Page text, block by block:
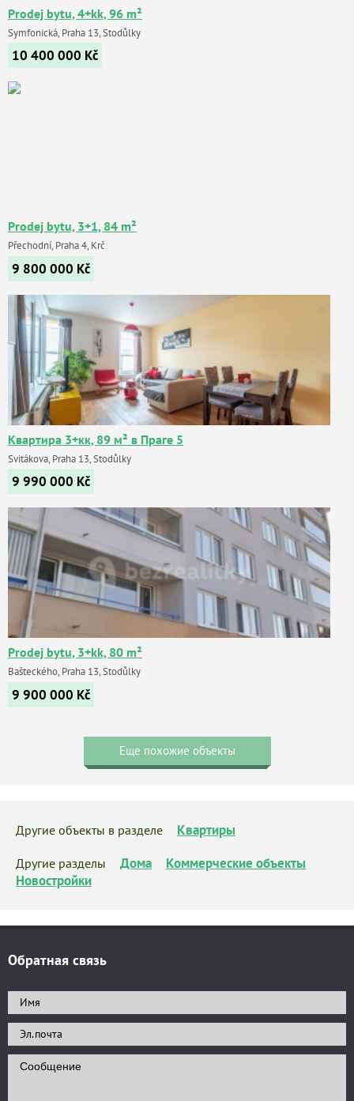
Prodej bytu, 4+kk, 96 m²
Symfonická, Praha 13, Stodůlky
10 400 000 Kč
Prodej bytu, 3+1, 84 m²
Přechodní, Praha 4, Krč
9 800 000 Kč
Квартира 3+кк, 89 м² в Праге 5
Svitákova, Praha 13, Stodůlky
9 990 000 Kč
Prodej bytu, 3+kk, 80 m²
Bašteckého, Praha 13, Stodůlky
9 900 000 Kč
Еще похожие объекты
Другие объекты в разделе Квартиры
Другие разделы Дома
Коммерческие объекты
Новостройки
Обратная связь